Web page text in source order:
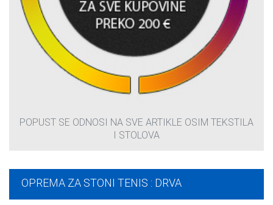
POPUST SE ODNOSI NA SVE ARTIKLE OSIM TEKSTILA
I STOLOVA
OPREMA ZA STONI TENIS : DRVA